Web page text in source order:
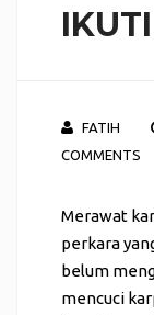
IKUTI
FATIH
COMMENTS
Merawat
perkara
belum
mencuci